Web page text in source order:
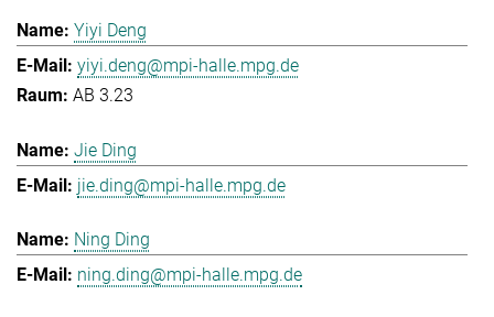
Yiyi Deng
yiyi.deng@mpi-halle.mpg.de
AB 3.23
Jie Ding
jie.ding@mpi-halle.mpg.de
Ning Ding
ning.ding@mpi-halle.mpg.de